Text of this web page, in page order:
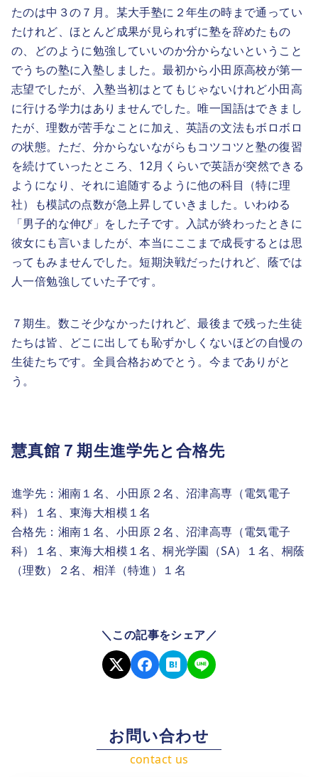
たのは中３の７月。某大手塾に２年生の時まで通ってい
たけれど、ほとんど成果が見られずに塾を辞めたもの
の、どのように勉強していいのか分からないということ
でうちの塾に入塾しました。最初から小田原高校が第一
志望でしたが、入塾当初はとてもじゃないけれど小田高
に行ける学力はありませんでした。唯一国語はできまし
たが、理数が苦手なことに加え、英語の文法もボロボロ
の状態。ただ、分からないながらもコツコツと塾の復習
を続けていったところ、12月くらいで英語が突然できる
ようになり、それに追随するように他の科目（特に理
社）も模試の点数が急上昇していきました。いわゆる
「男子的な伸び」をした子です。入試が終わったときに
彼女にも言いましたが、本当にここまで成長するとは思
ってもみませんでした。短期決戦だったけれど、蔭では
人一倍勉強していた子です。
７期生。数こそ少なかったけれど、最後まで残った生徒
たちは皆、どこに出しても恥ずかしくないほどの自慢の
生徒たちです。全員合格おめでとう。今までありがと
う。
慧真館７期生進学先と合格先
進学先：湘南１名、小田原２名、沼津高専（電気電子
科）１名、東海大相模１名
合格先：湘南１名、小田原２名、沼津高専（電気電子
科）１名、東海大相模１名、桐光学園（SA）１名、桐蔭
（理数）２名、相洋（特進）１名
＼この記事をシェア／
お問い合わせ